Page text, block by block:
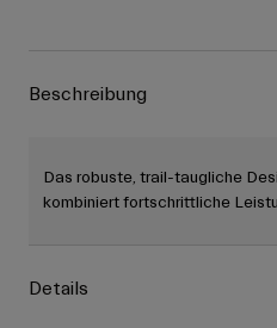
Beschreibung
Das robuste, trail-taugliche
kombiniert fortschrittliche
Details